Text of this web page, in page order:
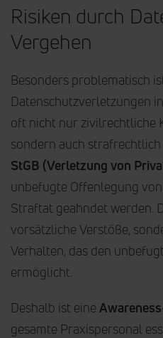
Risiken durch
Vergehen
Besonders problematisch
Datenschutzverletzungen
oft nicht nur zivilrechtliche
sondern auch
StGB (Verletzung von
unbefugte Offenlegung
Straftat geahndet werden.
vorsätzliche Verstöße,
Verhalten, das den
ermöglicht.
Deshalb ist eine
gesamte Praxispersonal